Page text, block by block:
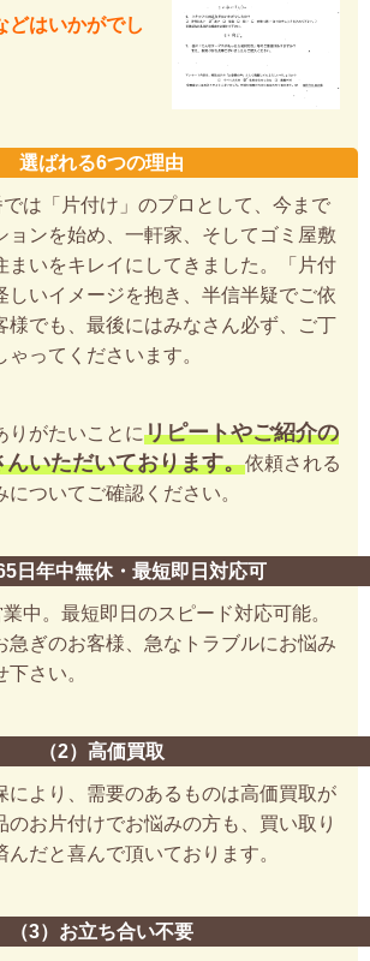
どはいかがでし
選ばれる6つの理由
は「片付け」のプロとして、今まで
ョンを始め、一軒家、そしてゴミ屋敷
まいをキレイにしてきました。「片付
しいイメージを抱き、半信半疑でご依
様でも、最後にはみなさん必ず、ご丁
ってくださいます。
りがたいことにリピートやご紹介の
いただいております。依頼される
ついてご確認ください。
日年中無休・最短即日対応可
中。最短即日のスピード対応可能。
急ぎのお客様、急なトラブルにお悩み
さい。
（2）高価買取
により、需要のあるものは高価買取が
のお片付けでお悩みの方も、買い取り
んだと喜んで頂いております。
（3）お立ち合い不要